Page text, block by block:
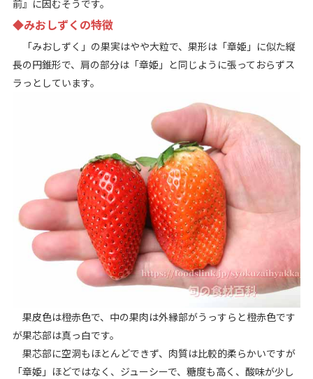
前』に因むそうです。
◆みおしずくの特徴
「みおしずく」の果実はやや大粒で、果形は「章姫」に似た縦
長の円錐形で、肩の部分は「章姫」と同じように張っておらずス
ラっとしています。
果皮色は橙赤色で、中の果肉は外縁部がうっすらと橙赤色です
が果芯部は真っ白です。
果芯部に空洞もほとんどできず、肉質は比較的柔らかいですが
「章姫」ほどではなく、ジューシーで、糖度も高く、酸味が少し